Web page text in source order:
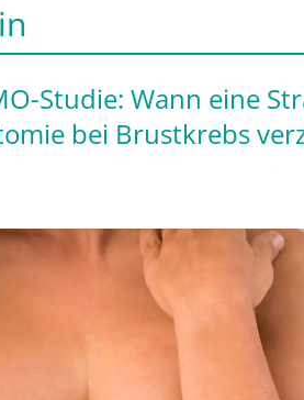
Studie: Wann eine
bei Brustkrebs